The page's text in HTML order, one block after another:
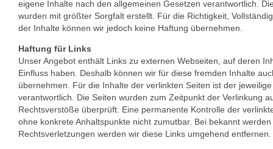
eigene Inhalte nach den allgemeinen Gesetzen verantwortlich.
wurden mit größter Sorgfalt erstellt. Für die Richtigkeit,
der Inhalte können wir jedoch keine Haftung übernehmen.
Haftung für Links
Unser Angebot enthält Links zu externen Webseiten, auf deren
Einfluss haben. Deshalb können wir für diese fremden Inhalte
übernehmen. Für die Inhalte der verlinkten Seiten ist der
verantwortlich. Die Seiten wurden zum Zeitpunkt der Verlinkung
Rechtsverstöße überprüft. Eine permanente Kontrolle der
ohne konkrete Anhaltspunkte nicht zumutbar. Bei bekannt werden
Rechtsverletzungen werden wir diese Links umgehend entfernen.